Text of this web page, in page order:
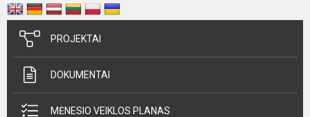
PROJEKTAI
DOKUMENTAI
MĖNESIO VEIKLOS PLANAS